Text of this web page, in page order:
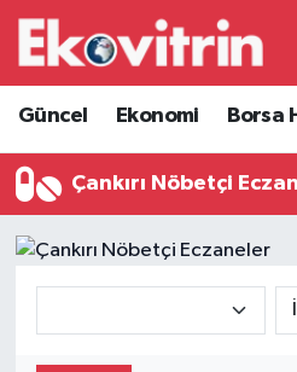
Güncel Ekonomi Borsa
Çankırı Nöbetçi
Güncel
Ekonomi
Borsa Haberleri
Lojistik
Hava Durumu
Trafik Durumu
Süper Lig Puan Durumu
Son Dakika Haberleri